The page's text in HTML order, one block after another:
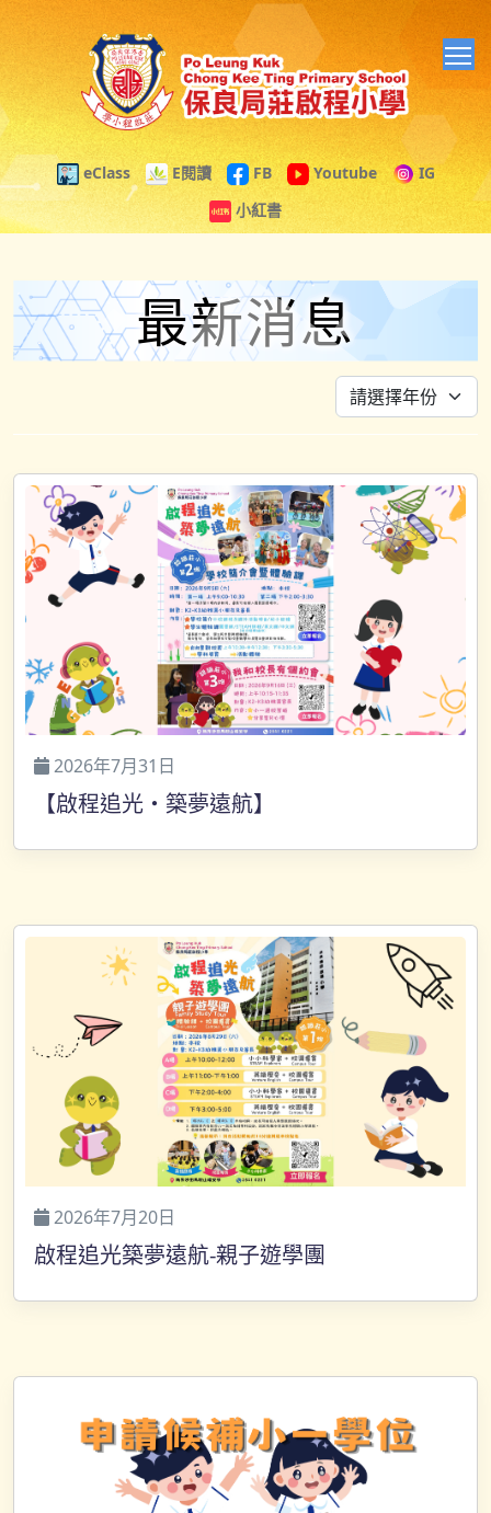
eClass E閱讀 FB Youtube
IG
小紅書
最新消息
2026年7月31日
【啟程追光・築夢遠航】
2026年7月20日
啟程追光築夢遠航-親子遊學團